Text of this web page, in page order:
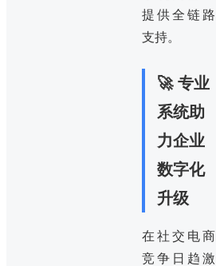
提供全链路
支持。
🚀 专业
系统助
力企业
数字化
升级
在社交电商
竞争日趋激